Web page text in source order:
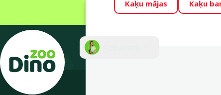
Visu mēnesi
Fotokonkurss
Kaķu mājas Kaķu